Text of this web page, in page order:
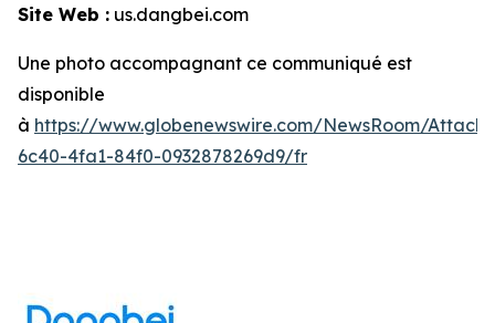
Site Web : us.dangbei.com
Une photo accompagnant ce communiqué est
disponible
à https://www.globenewswire.com/NewsRoom/
6c40-4fa1-84f0-0932878269d9/fr